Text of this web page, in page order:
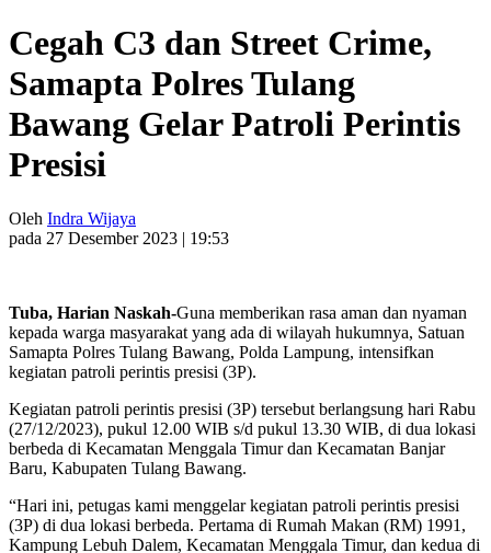
Cegah C3 dan Street Crime,
Samapta Polres Tulang
Bawang Gelar Patroli Perintis
Presisi
Oleh Indra Wijaya
pada 27 Desember 2023 | 19:53
Tuba, Harian Naskah-Guna memberikan rasa aman dan nyaman
kepada warga masyarakat yang ada di wilayah hukumnya, Satuan
Samapta Polres Tulang Bawang, Polda Lampung, intensifkan
kegiatan patroli perintis presisi (3P).
Kegiatan patroli perintis presisi (3P) tersebut berlangsung hari Rabu
(27/12/2023), pukul 12.00 WIB s/d pukul 13.30 WIB, di dua lokasi
berbeda di Kecamatan Menggala Timur dan Kecamatan Banjar
Baru, Kabupaten Tulang Bawang.
“Hari ini, petugas kami menggelar kegiatan patroli perintis presisi
(3P) di dua lokasi berbeda. Pertama di Rumah Makan (RM) 1991,
Kampung Lebuh Dalem, Kecamatan Menggala Timur, dan kedua di